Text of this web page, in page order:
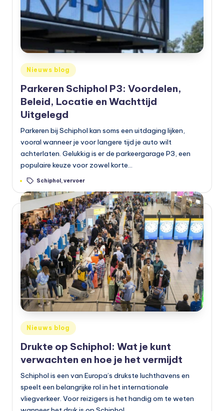
Geplaatst
in
Nieuws blog
Parkeren Schiphol P3: Voordelen,
Beleid, Locatie en Wachttijd
Uitgelegd
Parkeren bij Schiphol kan soms een uitdaging lijken,
vooral wanneer je voor langere tijd je auto wilt
achterlaten. Gelukkig is er de parkeergarage P3, een
populaire keuze voor zowel korte…
Tags: Schiphol,vervoer
Geplaatst
in
Nieuws blog
Drukte op Schiphol: Wat je kunt
verwachten en hoe je het vermijdt
Schiphol is een van Europa’s drukste luchthavens en
speelt een belangrijke rol in het internationale
vliegverkeer. Voor reizigers is het handig om te weten